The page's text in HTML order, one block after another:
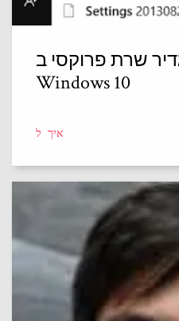
שרת פרוקסי ב-
Windows 10
איך ל